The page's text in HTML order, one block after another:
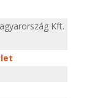
Kft.